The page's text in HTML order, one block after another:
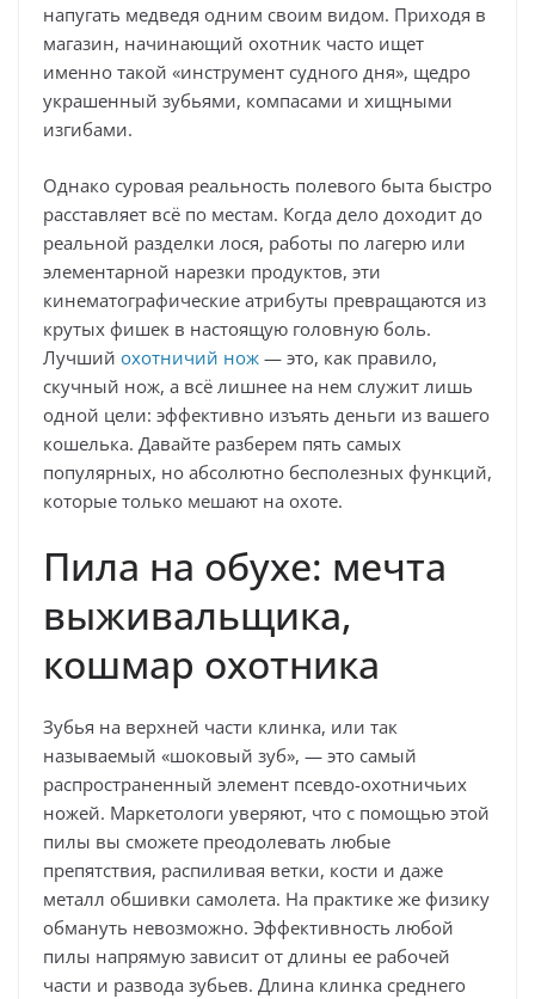
напугать медведя одним своим видом. Приходя в
магазин, начинающий охотник часто ищет
именно такой «инструмент судного дня», щедро
украшенный зубьями, компасами и хищными
изгибами.
Однако суровая реальность полевого быта быстро
расставляет всё по местам. Когда дело доходит до
реальной разделки лося, работы по лагерю или
элементарной нарезки продуктов, эти
кинематографические атрибуты превращаются из
крутых фишек в настоящую головную боль.
Лучший охотничий нож — это, как правило,
скучный нож, а всё лишнее на нем служит лишь
одной цели: эффективно изъять деньги из вашего
кошелька. Давайте разберем пять самых
популярных, но абсолютно бесполезных функций,
которые только мешают на охоте.
Пила на обухе: мечта
выживальщика,
кошмар охотника
Зубья на верхней части клинка, или так
называемый «шоковый зуб», — это самый
распространенный элемент псевдо-охотничьих
ножей. Маркетологи уверяют, что с помощью этой
пилы вы сможете преодолевать любые
препятствия, распиливая ветки, кости и даже
металл обшивки самолета. На практике же физику
обмануть невозможно. Эффективность любой
пилы напрямую зависит от длины ее рабочей
части и развода зубьев. Длина клинка среднего